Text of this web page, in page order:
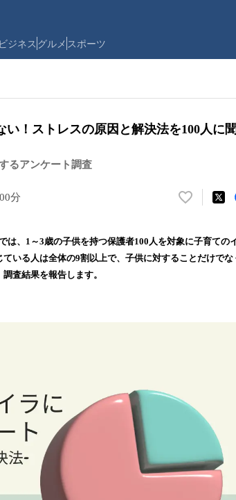
ビジネス グルメ スポーツ
！ストレスの原因と解決法を100人に
るアンケート調査
分
い
！
数
は、1～3歳の子供を持つ保護者100人を対象に子育ての
いる人は全体の9割以上で、子供に対することだけで
査結果を報告します。